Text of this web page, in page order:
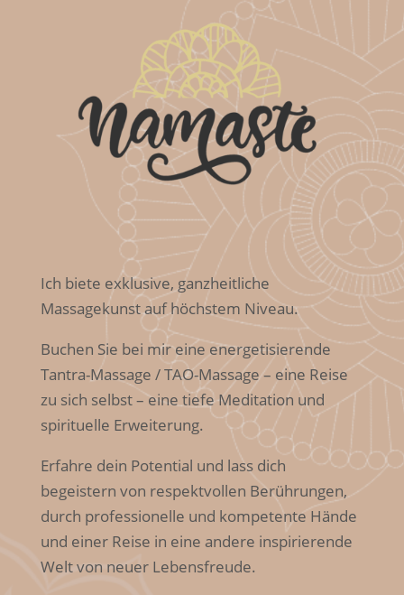
Ich biete exklusive, ganzheitliche
Massagekunst auf höchstem Niveau.
Buchen Sie bei mir eine energetisierende
Tantra-Massage / TAO-Massage – eine Reise
zu sich selbst – eine tiefe Meditation und
spirituelle Erweiterung.
Erfahre dein Potential und lass dich
begeistern von respektvollen Berührungen,
durch professionelle und kompetente Hände
und einer Reise in eine andere inspirierende
Welt von neuer Lebensfreude.